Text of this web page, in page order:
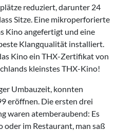
reduziert, darunter 24
Sitze. Eine mikroperforierte
Kino angefertigt und eine
Klangqualität installiert.
Kino ein THX-Zertifikat von
kleinstes THX-Kino!
Umbauzeit, konnten
eröffnen. Die ersten drei
waren atemberaubend: Es
im Restaurant, man saß